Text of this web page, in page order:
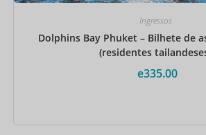
Ingressos
Dolphins Bay Phuket – Bilhete de
(residentes
e335.00